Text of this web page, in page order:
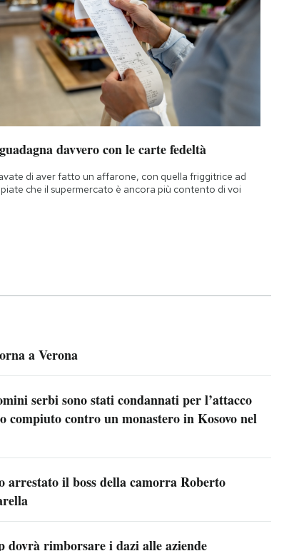
davvero con le carte fedeltà
di aver fatto un affarone, con quella friggitrice ad
che il supermercato è ancora più contento di voi
a Verona
serbi sono stati condannati per l’attacco
compiuto contro un monastero in Kosovo nel
arrestato il boss della camorra Roberto
dovrà rimborsare i dazi alle aziende